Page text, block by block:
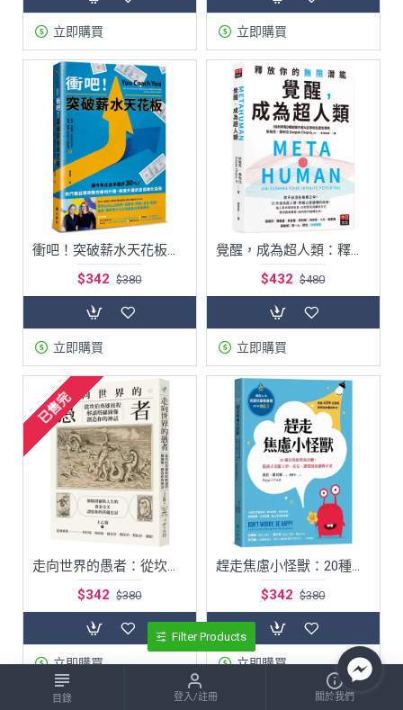
立即購買 立即購買
衝吧！突破薪水天花板：熱門職涯導師教你順利升遷、待遇升級的自我進化指南
$342 $380
立即購買
覺醒，成為超人類：釋放你的無限潛能
$432 $480
立即購買
已售完
走向世界的愚者：從坎伯英雄旅程解讀塔羅圖像，創造你的神話
$342 $380
立即購買
趕走焦慮小怪獸：20種有效的塗寫活動，陪孩子克服上學、交友、課業的焦慮與不安
$342 $380
立即購買
目錄 登入/註冊 關於我們
Filter Products